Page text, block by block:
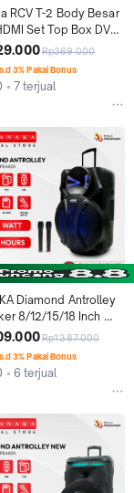
RCV T-2 Body Besar
Set Top Box DVB-
HD 1080P Garansi
1 Tahun Cocok untuk
dan Digital
Rp369.000
3% Pakai Bonus
7 terjual
Diamond Antrolley
8/12/15/18 Inch
Bluetooth Indoor
Karaoke Wireless
Resmi 1 Tahun
Rp1.387.000
3% Pakai Bonus
6 terjual